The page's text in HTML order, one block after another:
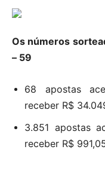
Os números
– 59
68 apostas
receber R$
3.851 apostas
receber R$